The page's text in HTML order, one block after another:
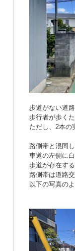
歩道がない道
歩行者が歩く
ただし、2本の
路側帯と混同
車道の左側に
歩道が存在す
路側帯は道路
以下の写真の